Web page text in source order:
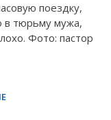
поездку,
в тюрьму мужа,
Фото: пастор